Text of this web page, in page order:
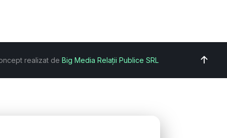
realizat de Big Media Relații Publice SRL